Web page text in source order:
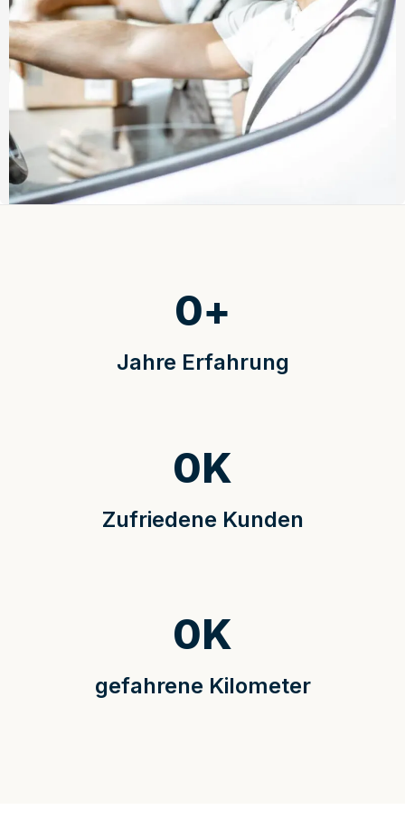
Jahre Erfahrung
0+
Zufriedene Kunden
0K
gefahrene Kilometer
0K